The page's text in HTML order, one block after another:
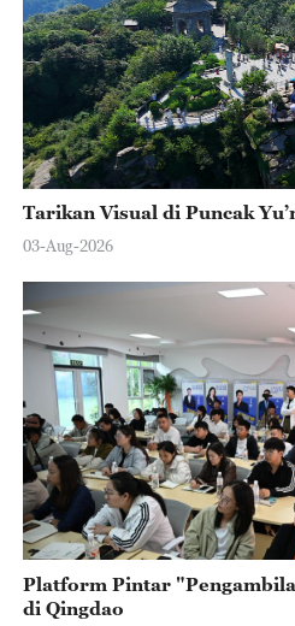
Tarikan Visual di Puncak
03-Aug-2026
Platform Pintar
di Qingdao